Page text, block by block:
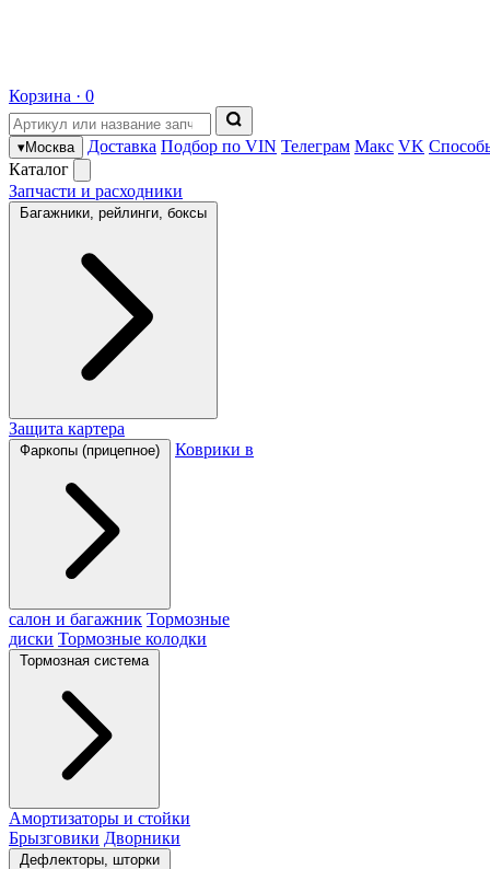
Корзина · 0
▾Москва Доставка Подбор по VIN Телеграм Макс VK
Каталог
Запчасти и расходники
Багажники, рейлинги, боксы
Защита картера
Фаркопы (прицепное) Коврики в
салон и багажник Тормозные
диски Тормозные колодки
Тормозная система
Амортизаторы и стойки
Брызговики Дворники
Дефлекторы, шторки